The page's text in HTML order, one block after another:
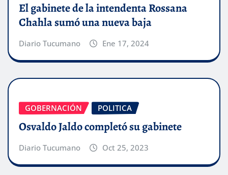
El gabinete de la intendenta Rossana
Chahla sumó una nueva baja
Diario Tucumano Ene 17, 2024
GOBERNACIÓN POLITICA
Osvaldo Jaldo completó su gabinete
Diario Tucumano Oct 25, 2023